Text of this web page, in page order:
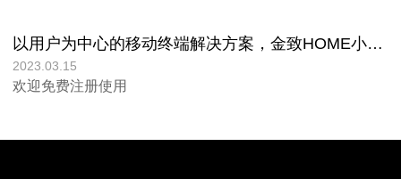
以用户为中心的移动终端解决方案，金致HOME小程序正式上线!
2023.03.15
欢迎免费注册使用